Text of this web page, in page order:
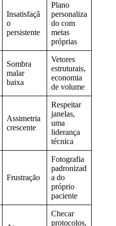
Insatisfaçã
o
persistente
Plano
personaliza
do com
metas
próprias
Sombra
malar
baixa
Vetores
estruturais,
economia
de volume
Assimetria
crescente
Respeitar
janelas,
uma
liderança
técnica
Frustração
Fotografia
padronizad
a do
próprio
paciente
Checar
protocolos,